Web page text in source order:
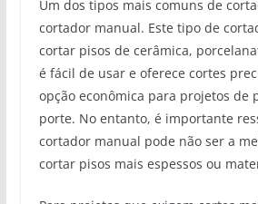
Um dos tipos mais comuns de
cortador manual. Este tipo de
cortar pisos de cerâmica,
é fácil de usar e oferece cortes
opção econômica para projetos de
porte. No entanto, é importante
cortador manual pode não ser a
cortar pisos mais espessos ou